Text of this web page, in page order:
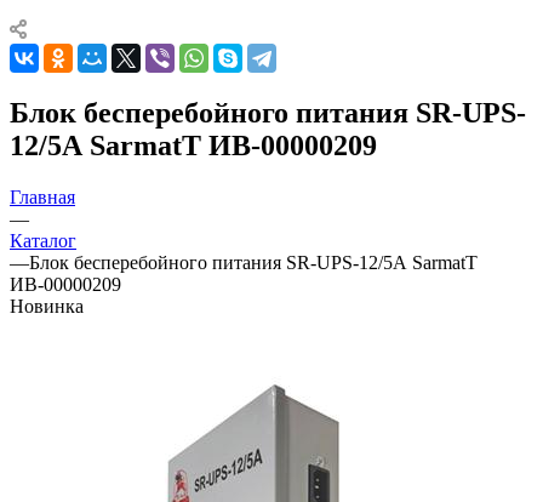
Блок бесперебойного питания SR-UPS-
12/5А SarmatT ИВ-00000209
Главная
—
Каталог
—Блок бесперебойного питания SR-UPS-12/5А SarmatT
ИВ-00000209
Новинка